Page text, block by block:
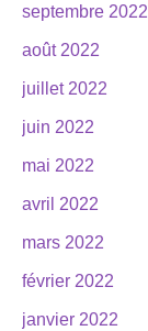
septembre 2022
août 2022
juillet 2022
juin 2022
mai 2022
avril 2022
mars 2022
février 2022
janvier 2022